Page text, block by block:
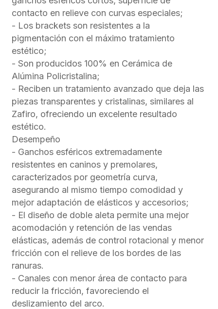
contacto en relieve con curvas especiales;
- Los brackets son resistentes a la
pigmentación con el máximo tratamiento
estético;
- Son producidos 100% en Cerámica de
Alúmina Policristalina;
- Reciben un tratamiento avanzado que deja las
piezas transparentes y cristalinas, similares al
Zafiro, ofreciendo un excelente resultado
estético.
Desempeño
- Ganchos esféricos extremadamente
resistentes en caninos y premolares,
caracterizados por geometría curva,
asegurando al mismo tiempo comodidad y
mejor adaptación de elásticos y accesorios;
- El diseño de doble aleta permite una mejor
acomodación y retención de las vendas
elásticas, además de control rotacional y menor
fricción con el relieve de los bordes de las
ranuras.
- Canales con menor área de contacto para
reducir la fricción, favoreciendo el
deslizamiento del arco.